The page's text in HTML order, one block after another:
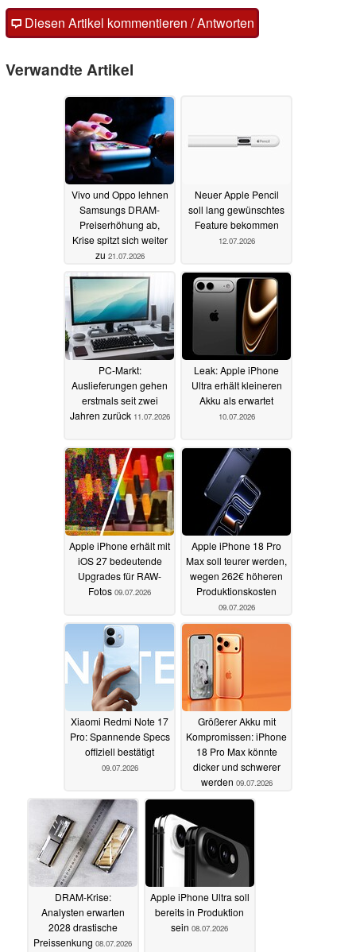
Diesen Artikel kommentieren / Antworten
Verwandte Artikel
Vivo und Oppo lehnen
Samsungs DRAM-
Preiserhöhung ab,
Krise spitzt sich weiter
zu 21.07.2026
Neuer Apple Pencil
soll lang gewünschtes
Feature bekommen
12.07.2026
PC-Markt:
Auslieferungen gehen
erstmals seit zwei
Jahren zurück 11.07.2026
Leak: Apple iPhone
Ultra erhält kleineren
Akku als erwartet
10.07.2026
Apple iPhone erhält mit
iOS 27 bedeutende
Upgrades für RAW-
Fotos 09.07.2026
Apple iPhone 18 Pro
Max soll teurer werden,
wegen 262€ höheren
Produktionskosten
09.07.2026
Xiaomi Redmi Note 17
Pro: Spannende Specs
offiziell bestätigt
09.07.2026
Größerer Akku mit
Kompromissen: iPhone
18 Pro Max könnte
dicker und schwerer
werden 09.07.2026
DRAM-Krise:
Analysten erwarten
2028 drastische
Preissenkung 08.07.2026
Apple iPhone Ultra soll
bereits in Produktion
sein 08.07.2026